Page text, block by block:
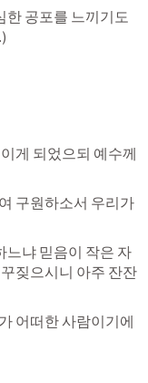
한 공포를 느끼기도
게 되었으되 예수께
구원하소서 우리가
느냐 믿음이 작은 자
짖으시니 아주 잔잔
어떠한 사람이기에